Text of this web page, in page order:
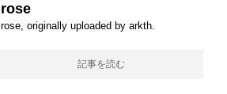
rose
rose, originally uploaded by arkth.
記事を読む